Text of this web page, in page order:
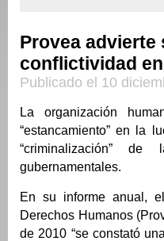
Provea advierte
conflictividad
Publicado el 10
La organización
“estancamiento” en la
“criminalización”
gubernamentales.
En su informe anual,
Derechos Humanos
de 2010 “se constató